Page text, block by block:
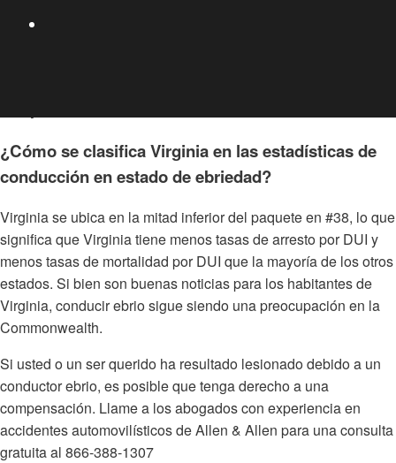
regulación del alcohol en todo el estado son factores
¿Cómo se clasifica Virginia en las estadísticas de
conducción en estado de ebriedad?
Virginia se ubica en la mitad inferior del paquete en #38, lo que
significa que Virginia tiene menos tasas de arresto por DUI y
menos tasas de mortalidad por DUI que la mayoría de los otros
estados. Si bien son buenas noticias para los habitantes de
Virginia, conducir ebrio sigue siendo una preocupación en la
Commonwealth.
Si usted o un ser querido ha resultado lesionado debido a un
conductor ebrio, es posible que tenga derecho a una
compensación. Llame a los abogados con experiencia en
accidentes automovilísticos de Allen & Allen para una consulta
gratuita al 866-388-1307